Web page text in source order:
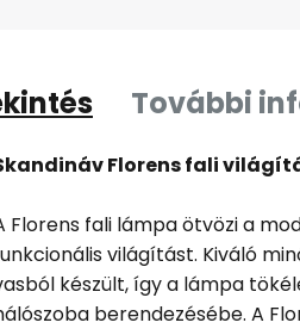
További
Florens fali
Florens fali lámpa ötvözi a
világítást. Kiváló
készült, így a lámpa
berendezésébe. A